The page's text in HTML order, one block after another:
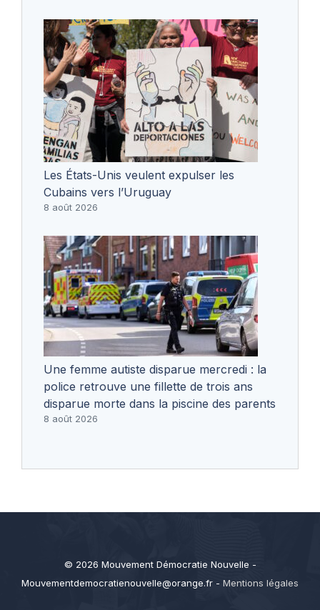
Les États-Unis veulent expulser les
Cubains vers l’Uruguay
8 août 2026
Une femme autiste disparue mercredi : la
police retrouve une fillette de trois ans
disparue morte dans la piscine des parents
8 août 2026
© 2026 Mouvement Démocratie Nouvelle -
Mouvementdemocratienouvelle@orange.fr - Mentions légales